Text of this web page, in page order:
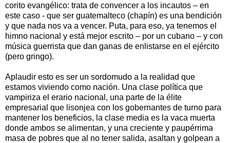
corito evangélico: trata de convencer a los incautos – en
este caso - que ser guatemalteco (chapín) es una bendición
y que nada nos va a vencer. Puta, para eso, ya tenemos el
himno nacional y está mejor escrito – por un cubano – y con
música guerrista que dan ganas de enlistarse en el ejército
(pero gringo).
Aplaudir esto es ser un sordomudo a la realidad que
estamos viviendo como nación. Una clase política que
vampiriza el erario nacional, una parte de la élite
empresarial que lisonjea con los gobernantes de turno para
mantener los beneficios, la clase media es la vaca muerta
donde ambos se alimentan, y una creciente y paupérrima
masa de pobres que al no tener salida, asaltan y golpean a